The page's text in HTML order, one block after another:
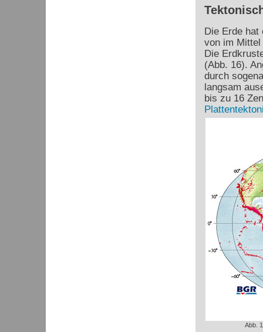
Die Erde hat
von im Mittel
Die
(Abb. 16).
durch
langsam
bis zu 16
Abb.